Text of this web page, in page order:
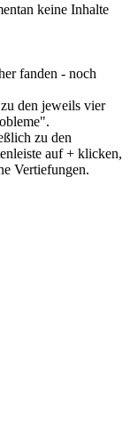
keine Inhalte
fanden - noch
den jeweils vier
zu den
auf + klicken,
Vertiefungen.